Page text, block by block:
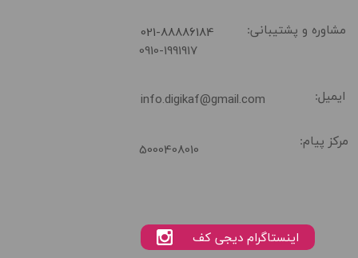
مشاوره و پشتیبانی: ​021-88886184
info.digikaf@gmail.com ایمیل:
مرکز پیام: 5000408010
0910-1991917